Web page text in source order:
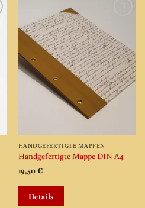
wishlist
HANDGEFERTIGTE MAPPEN
Handgefertigte Mappe DIN A4
19,50€
Details